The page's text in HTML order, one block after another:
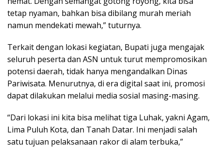
tetap nyaman, bahkan bisa dibilang murah meriah
namun mendekati mewah,” tuturnya.
Terkait dengan lokasi kegiatan, Bupati juga mengajak
seluruh peserta dan ASN untuk turut mempromosikan
potensi daerah, tidak hanya mengandalkan Dinas
Pariwisata. Menurutnya, di era digital saat ini, promosi
dapat dilakukan melalui media sosial masing-masing.
“Dari lokasi ini kita bisa melihat tiga Luhak, yakni Agam,
Lima Puluh Kota, dan Tanah Datar. Ini menjadi salah
satu tujuan pelaksanaan rakor di alam terbuka,”